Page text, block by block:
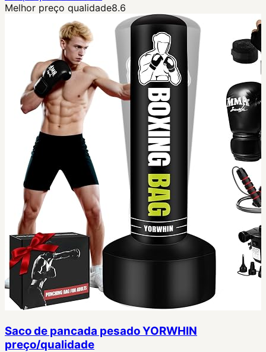
Melhor preço qualidade8.6
Saco de pancada pesado YORWHIN
preço/qualidade